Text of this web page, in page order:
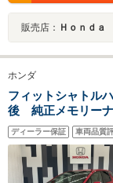
販売店： Ｈｏｎｄａ
ホンダ
フィットシャトル
後 純正メモリー
止装置 ミュージ
レス 電動格納ミ
ディーラー保証 車両品質